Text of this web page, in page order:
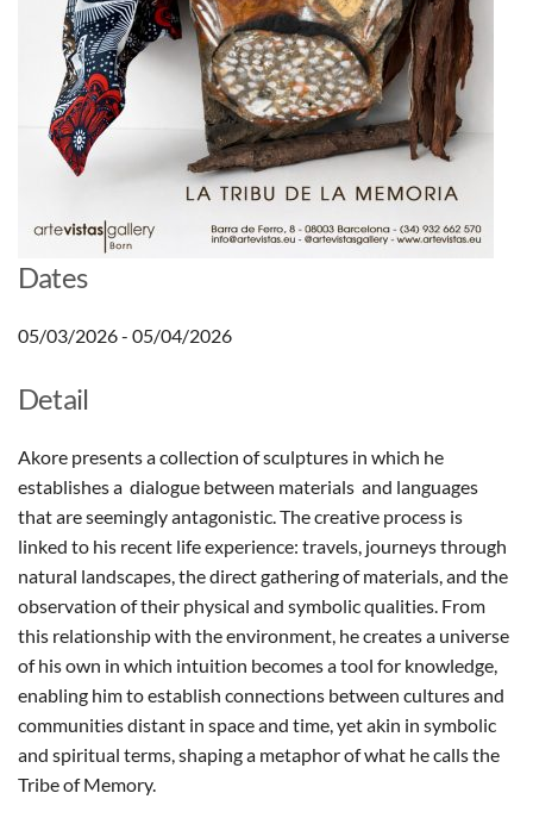
Dates
05/03/2026 - 05/04/2026
Detail
Akore presents a collection of sculptures in which he
establishes a dialogue between materials and languages
that are seemingly antagonistic. The creative process is
linked to his recent life experience: travels, journeys through
natural landscapes, the direct gathering of materials, and the
observation of their physical and symbolic qualities. From
this relationship with the environment, he creates a universe
of his own in which intuition becomes a tool for knowledge,
enabling him to establish connections between cultures and
communities distant in space and time, yet akin in symbolic
and spiritual terms, shaping a metaphor of what he calls the
Tribe of Memory.